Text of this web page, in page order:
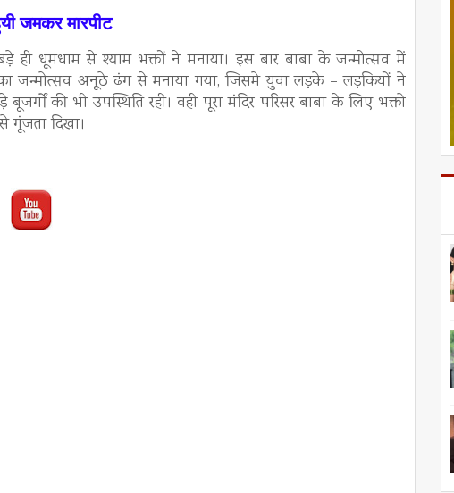
जमकर मारपीट
ही धूमधाम से श्याम भक्तों ने मनाया। इस बार बाबा के जन्मोत्सव में
जन्मोत्सव अनूठे ढंग से मनाया गया, जिसमे युवा लड़के – लड़कियों ने
की भी उपस्थिति रही। वही पूरा मंदिर परिसर बाबा के लिए भक्तो
गूंजता दिखा।